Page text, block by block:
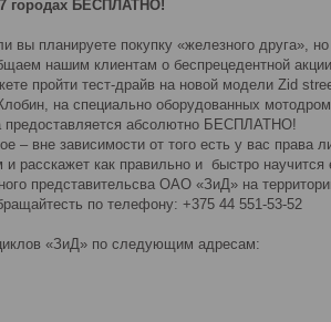
городах БЕСПЛАТНО!
вы планируете покупку «железного друга»,
нашим клиентам о беспрецедентной
пройти тест-драйв на новой модели Zid
на специально оборудованных
предоставляется абсолютно БЕСПЛАТНО!
– вне зависимости от того есть у вас
расскажет как правильно и быстро научится
представительсва ОАО «ЗиД» на
по телефону: +375 44 551-53-52
«ЗиД» по следующим адресам: